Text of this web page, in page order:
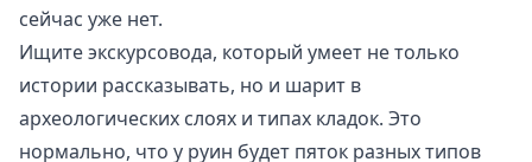
сейчас уже нет.
Ищите экскурсовода, который умеет не только
истории рассказывать, но и шарит в
археологических слоях и типах кладок. Это
нормально, что у руин будет пяток разных типов